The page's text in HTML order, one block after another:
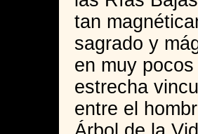
tan
sagrado y
en muy
estrecha
entre el